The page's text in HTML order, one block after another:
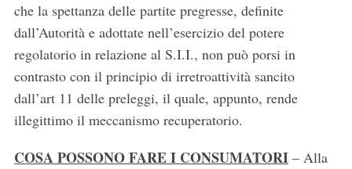
che la spettanza delle partite pregresse, definite
dall’Autorità e adottate nell’esercizio del potere
regolatorio in relazione al S.I.I., non può porsi in
contrasto con il principio di irretroattività sancito
dall’art 11 delle preleggi, il quale, appunto, rende
illegittimo il meccanismo recuperatorio.
COSA POSSONO FARE I CONSUMATORI– Alla